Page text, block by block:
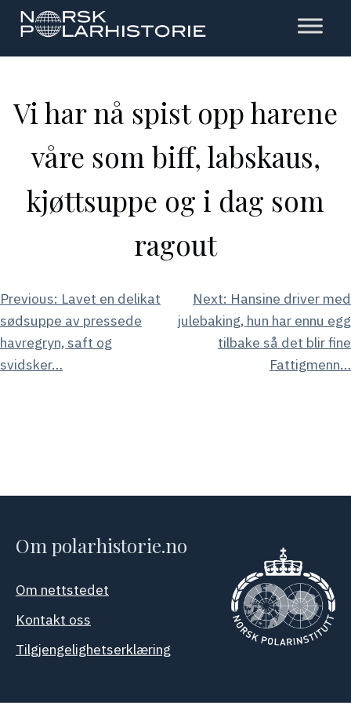
Hopp
hovedinnholdet
Polarhistorie
Vi har nå spist opp harene
våre som biff, labskaus,
kjøttsuppe og i dag som
ragout
Innleggsnavigasjon
Previous: Lavet en delikat
sødsuppe av pressede
havregryn, saft og
svidsker…
Next: Hansine driver med
julebaking, hun har ennu egg
tilbake så det blir fine
Fattigmenn…
Om polarhistorie.no
Om nettstedet
Kontakt oss
Tilgjengelighetserklæring